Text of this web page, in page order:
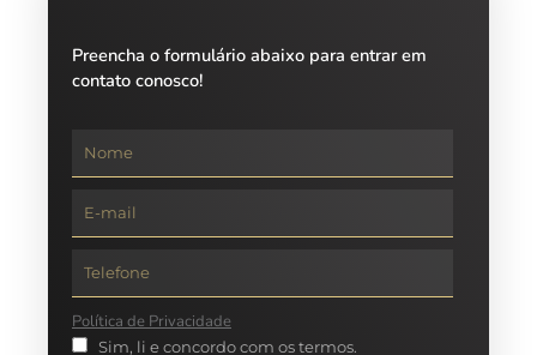
Preencha o formulário abaixo para entrar em
contato conosco!
Política de Privacidade
Sim, li e concordo com os termos.